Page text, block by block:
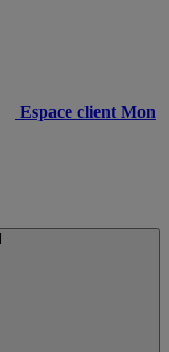
Espace client Mon